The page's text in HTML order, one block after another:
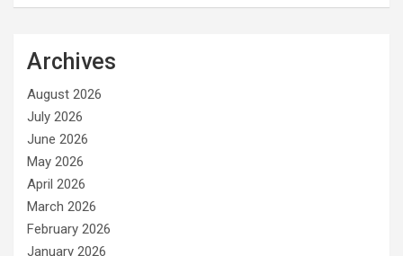
Archives
August 2026
July 2026
June 2026
May 2026
April 2026
March 2026
February 2026
January 2026